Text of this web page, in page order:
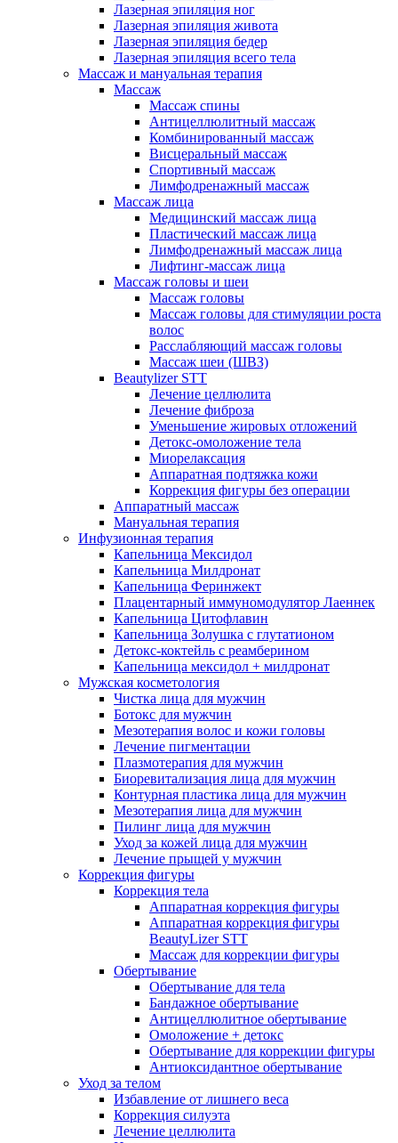
Лазерная эпиляция ног
Лазерная эпиляция живота
Лазерная эпиляция бедер
Лазерная эпиляция всего тела
Массаж и мануальная терапия
Массаж
Массаж спины
Антицеллюлитный массаж
Комбинированный массаж
Висцеральный массаж
Спортивный массаж
Лимфодренажный массаж
Массаж лица
Медицинский массаж лица
Пластический массаж лица
Лимфодренажный массаж лица
Лифтинг-массаж лица
Массаж головы и шеи
Массаж головы
Массаж головы для стимуляции роста
волос
Расслабляющий массаж головы
Массаж шеи (ШВЗ)
Beautylizer STT
Лечение целлюлита
Лечение фиброза
Уменьшение жировых отложений
Детокс-омоложение тела
Миорелаксация
Аппаратная подтяжка кожи
Коррекция фигуры без операции
Аппаратный массаж
Мануальная терапия
Инфузионная терапия
Капельница Мексидол
Капельница Милдронат
Капельница Феринжект
Плацентарный иммуномодулятор Лаеннек
Капельница Цитофлавин
Капельница Золушка с глутатионом
Детокс-коктейль с реамберином
Капельница мексидол + милдронат
Мужская косметология
Чистка лица для мужчин
Ботокс для мужчин
Мезотерапия волос и кожи головы
Лечение пигментации
Плазмотерапия для мужчин
Биоревитализация лица для мужчин
Контурная пластика лица для мужчин
Мезотерапия лица для мужчин
Пилинг лица для мужчин
Уход за кожей лица для мужчин
Лечение прыщей у мужчин
Коррекция фигуры
Коррекция тела
Аппаратная коррекция фигуры
Аппаратная коррекция фигуры
BeautyLizer STT
Массаж для коррекции фигуры
Обертывание
Обертывание для тела
Бандажное обертывание
Антицеллюлитное обертывание
Омоложение + детокс
Обертывание для коррекции фигуры
Антиоксидантное обертывание
Уход за телом
Избавление от лишнего веса
Коррекция силуэта
Лечение целлюлита